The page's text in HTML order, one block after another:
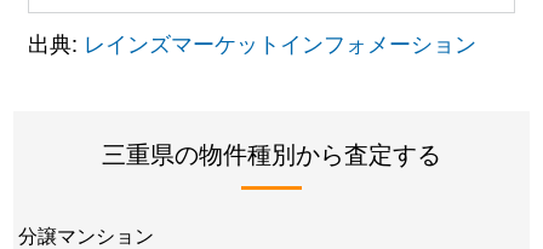
出典: レインズマーケットインフォメーション
三重県の物件種別から査定する
分譲マンション